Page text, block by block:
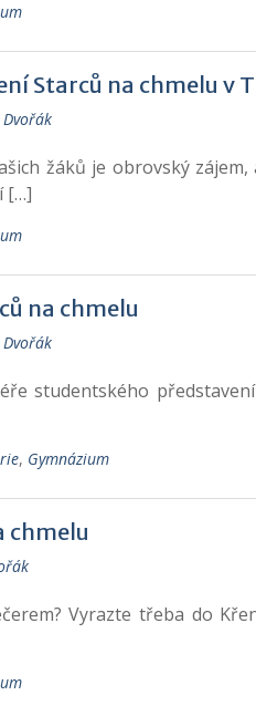
Starců na chmelu v
žáků je obrovský
[…]
na chmelu
studentského
, Gymnázium
chmelu
Vyrazte třeba do